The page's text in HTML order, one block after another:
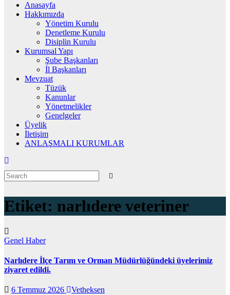
Anasayfa
Hakkımızda
Yönetim Kurulu
Denetleme Kurulu
Disiplin Kurulu
Kurumsal Yapı
Şube Başkanları
İl Başkanları
Mevzuat
Tüzük
Kanunlar
Yönetmelikler
Genelgeler
Üyelik
İletişim
ANLAŞMALI KURUMLAR
Etiket: narlıdere veteriner
Genel Haber
Narlıdere İlçe Tarım ve Orman Müdürlüğündeki üyelerimiz
ziyaret edildi.
6 Temmuz 2026
Vetheksen